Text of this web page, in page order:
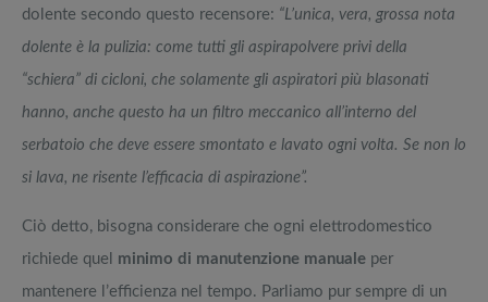
dolente secondo questo recensore: “L’unica, vera, grossa nota
dolente è la pulizia: come tutti gli aspirapolvere privi della
“schiera” di cicloni, che solamente gli aspiratori più blasonati
hanno, anche questo ha un filtro meccanico all’interno del
serbatoio che deve essere smontato e lavato ogni volta. Se non lo
si lava, ne risente l’efficacia di aspirazione”.
Ciò detto, bisogna considerare che ogni elettrodomestico
richiede quel minimo di manutenzione manuale per
mantenere l’efficienza nel tempo. Parliamo pur sempre di un